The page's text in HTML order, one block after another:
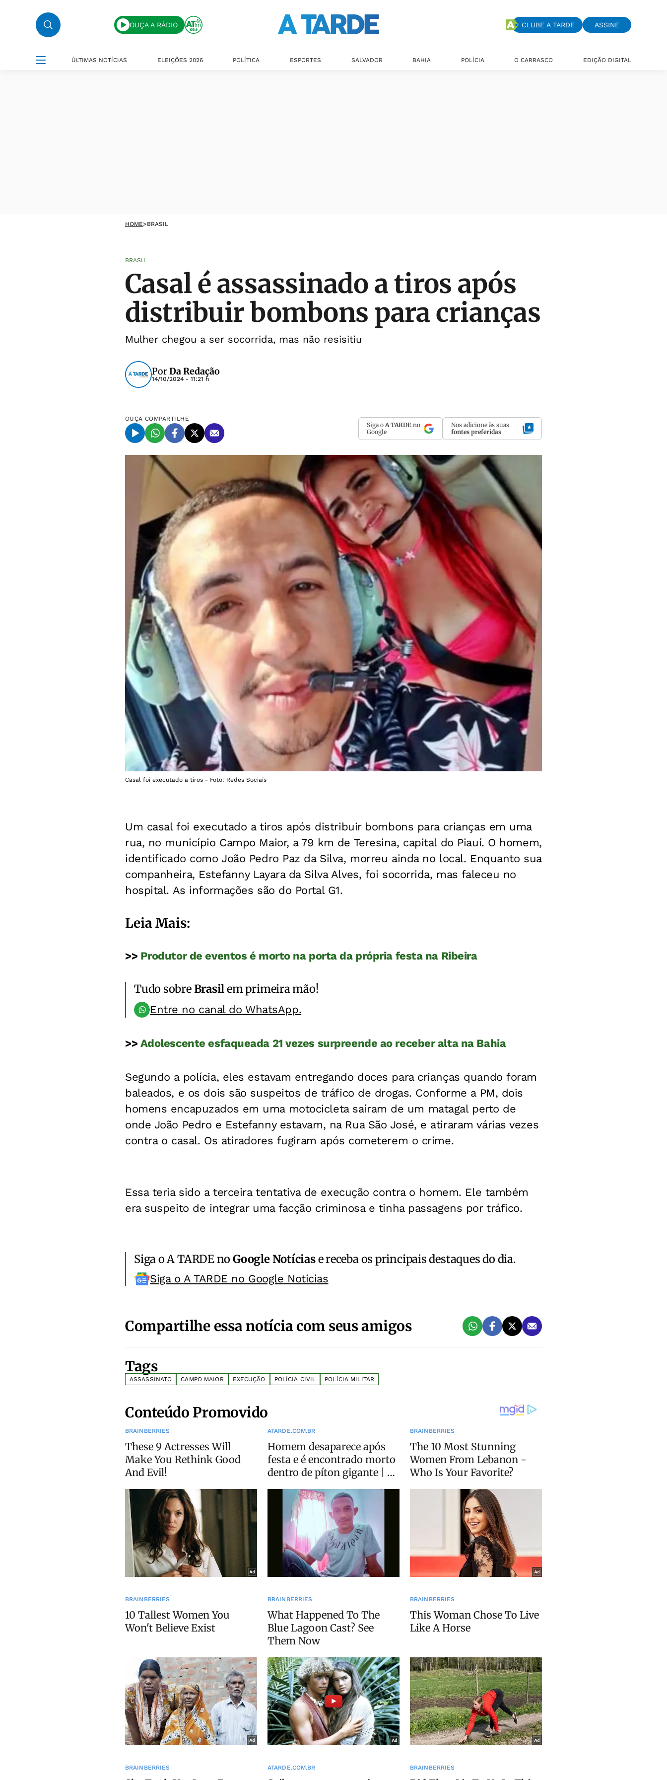
OUÇA A RÁDIO CLUBE A TARDE ASSINE
ÚLTIMAS NOTÍCIAS ELEIÇÕES 2026 POLÍTICA ESPORTES SALVADOR BAHIA POLÍCIA O CARRASCO EDIÇÃO DIGITAL
HOME>BRASIL
BRASIL
Casal é assassinado a tiros após
distribuir bombons para crianças
Mulher chegou a ser socorrida, mas não resisitiu
PorDa Redação
14/10/2024 - 11:21 h
OUÇA COMPARTILHE
Siga o A TARDE no
Google
Nos adicione às suas
fontes preferidas
Casal foi executado a tiros - Foto: Redes Sociais
Um casal foi executado a tiros após distribuir bombons para crianças em uma
rua, no município Campo Maior, a 79 km de Teresina, capital do Piauí. O homem,
identificado como João Pedro Paz da Silva, morreu ainda no local. Enquanto sua
companheira, Estefanny Layara da Silva Alves, foi socorrida, mas faleceu no
hospital. As informações são do Portal G1.
Leia Mais:
>> Produtor de eventos é morto na porta da própria festa na Ribeira
Tudo sobreBrasilem primeira mão!
Entre no canal do WhatsApp.
>> Adolescente esfaqueada 21 vezes surpreende ao receber alta na Bahia
Segundo a polícia, eles estavam entregando doces para crianças quando foram
baleados, e os dois são suspeitos de tráfico de drogas. Conforme a PM, dois
homens encapuzados em uma motocicleta saíram de um matagal perto de
onde João Pedro e Estefanny estavam, na Rua São José, e atiraram várias vezes
contra o casal. Os atiradores fugiram após cometerem o crime.
Essa teria sido a terceira tentativa de execução contra o homem. Ele também
era suspeito de integrar uma facção criminosa e tinha passagens por tráfico.
Siga o A TARDE noGoogle Notíciase receba os principais destaques do dia.
Siga o A TARDE no Google Noticias
Compartilhe essa notícia com seus amigos
Tags
ASSASSINATO CAMPO MAIOR EXECUÇÃO POLÍCIA CIVIL POLÍCIA MILITAR